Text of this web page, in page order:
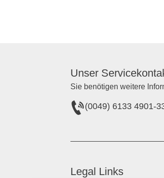
Unser
Sie benötigen weitere
(0049) 6133 4901-
Legal Links